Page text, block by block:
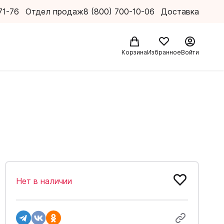
76 Отдел продаж8 (800) 700-10-06 Доставка
КорзинаИзбранноеВойти
Нет в наличии